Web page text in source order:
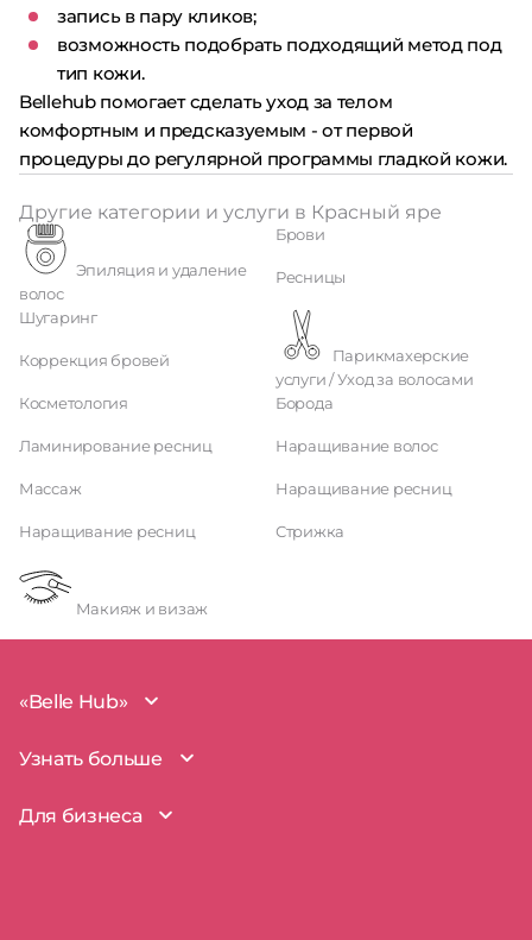
запись в пару кликов;
возможность подобрать подходящий метод под
тип кожи.
Bellehub помогает сделать уход за телом
комфортным и предсказуемым - от первой
процедуры до регулярной программы гладкой кожи.
Другие категории и услуги в Красный яре
волос
Шугаринг
Коррекция бровей
Косметология
Ламинирование ресниц
Массаж
Наращивание ресниц
Макияж и визаж
Брови
Ресницы
услуги / Уход за волосами
Борода
Наращивание волос
Наращивание ресниц
Стрижка
«Belle Hub»
О проекте
Наша команда
Узнать больше
BelleHub для вас
Для бизнеса